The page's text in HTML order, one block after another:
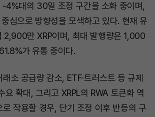
-4%대의 30일 조정 구간을 소화 중이며,
심으로 방향성을 모색하고 있다. 현재 유
2,900만 XRP이며, 최대 발행량은 1,000
가 유통 중이다.
소 공급량 감소, ETF·트러스트 등 규제
요 확대, 그리고 XRPL의 RWA 토큰화 역
작용할 경우, 단기 조정 이후 반등의 구